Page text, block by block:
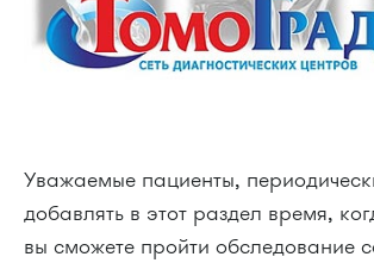
Уважаемые пациенты,
добавлять в этот раздел время,
вы сможете пройти обследование